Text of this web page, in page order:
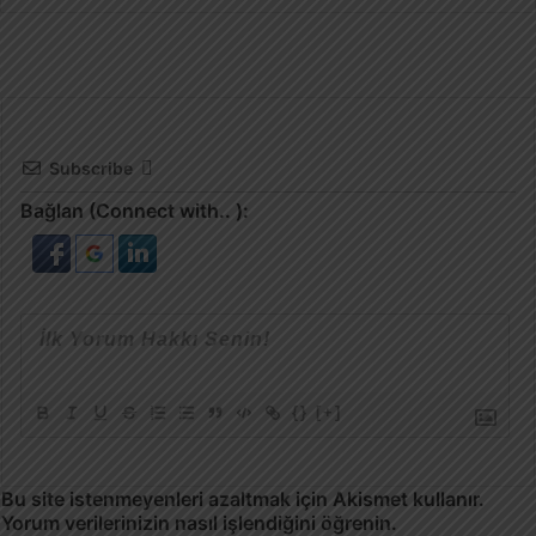
Subscribe
Bağlan (Connect with.. ):
{} [+]
Bu site istenmeyenleri azaltmak için Akismet kullanır.
Yorum verilerinizin nasıl işlendiğini öğrenin.